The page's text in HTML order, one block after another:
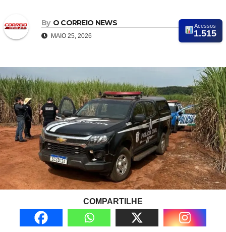
By O CORREIO NEWS
MAIO 25, 2026
Acessos
1.515
COMPARTILHE